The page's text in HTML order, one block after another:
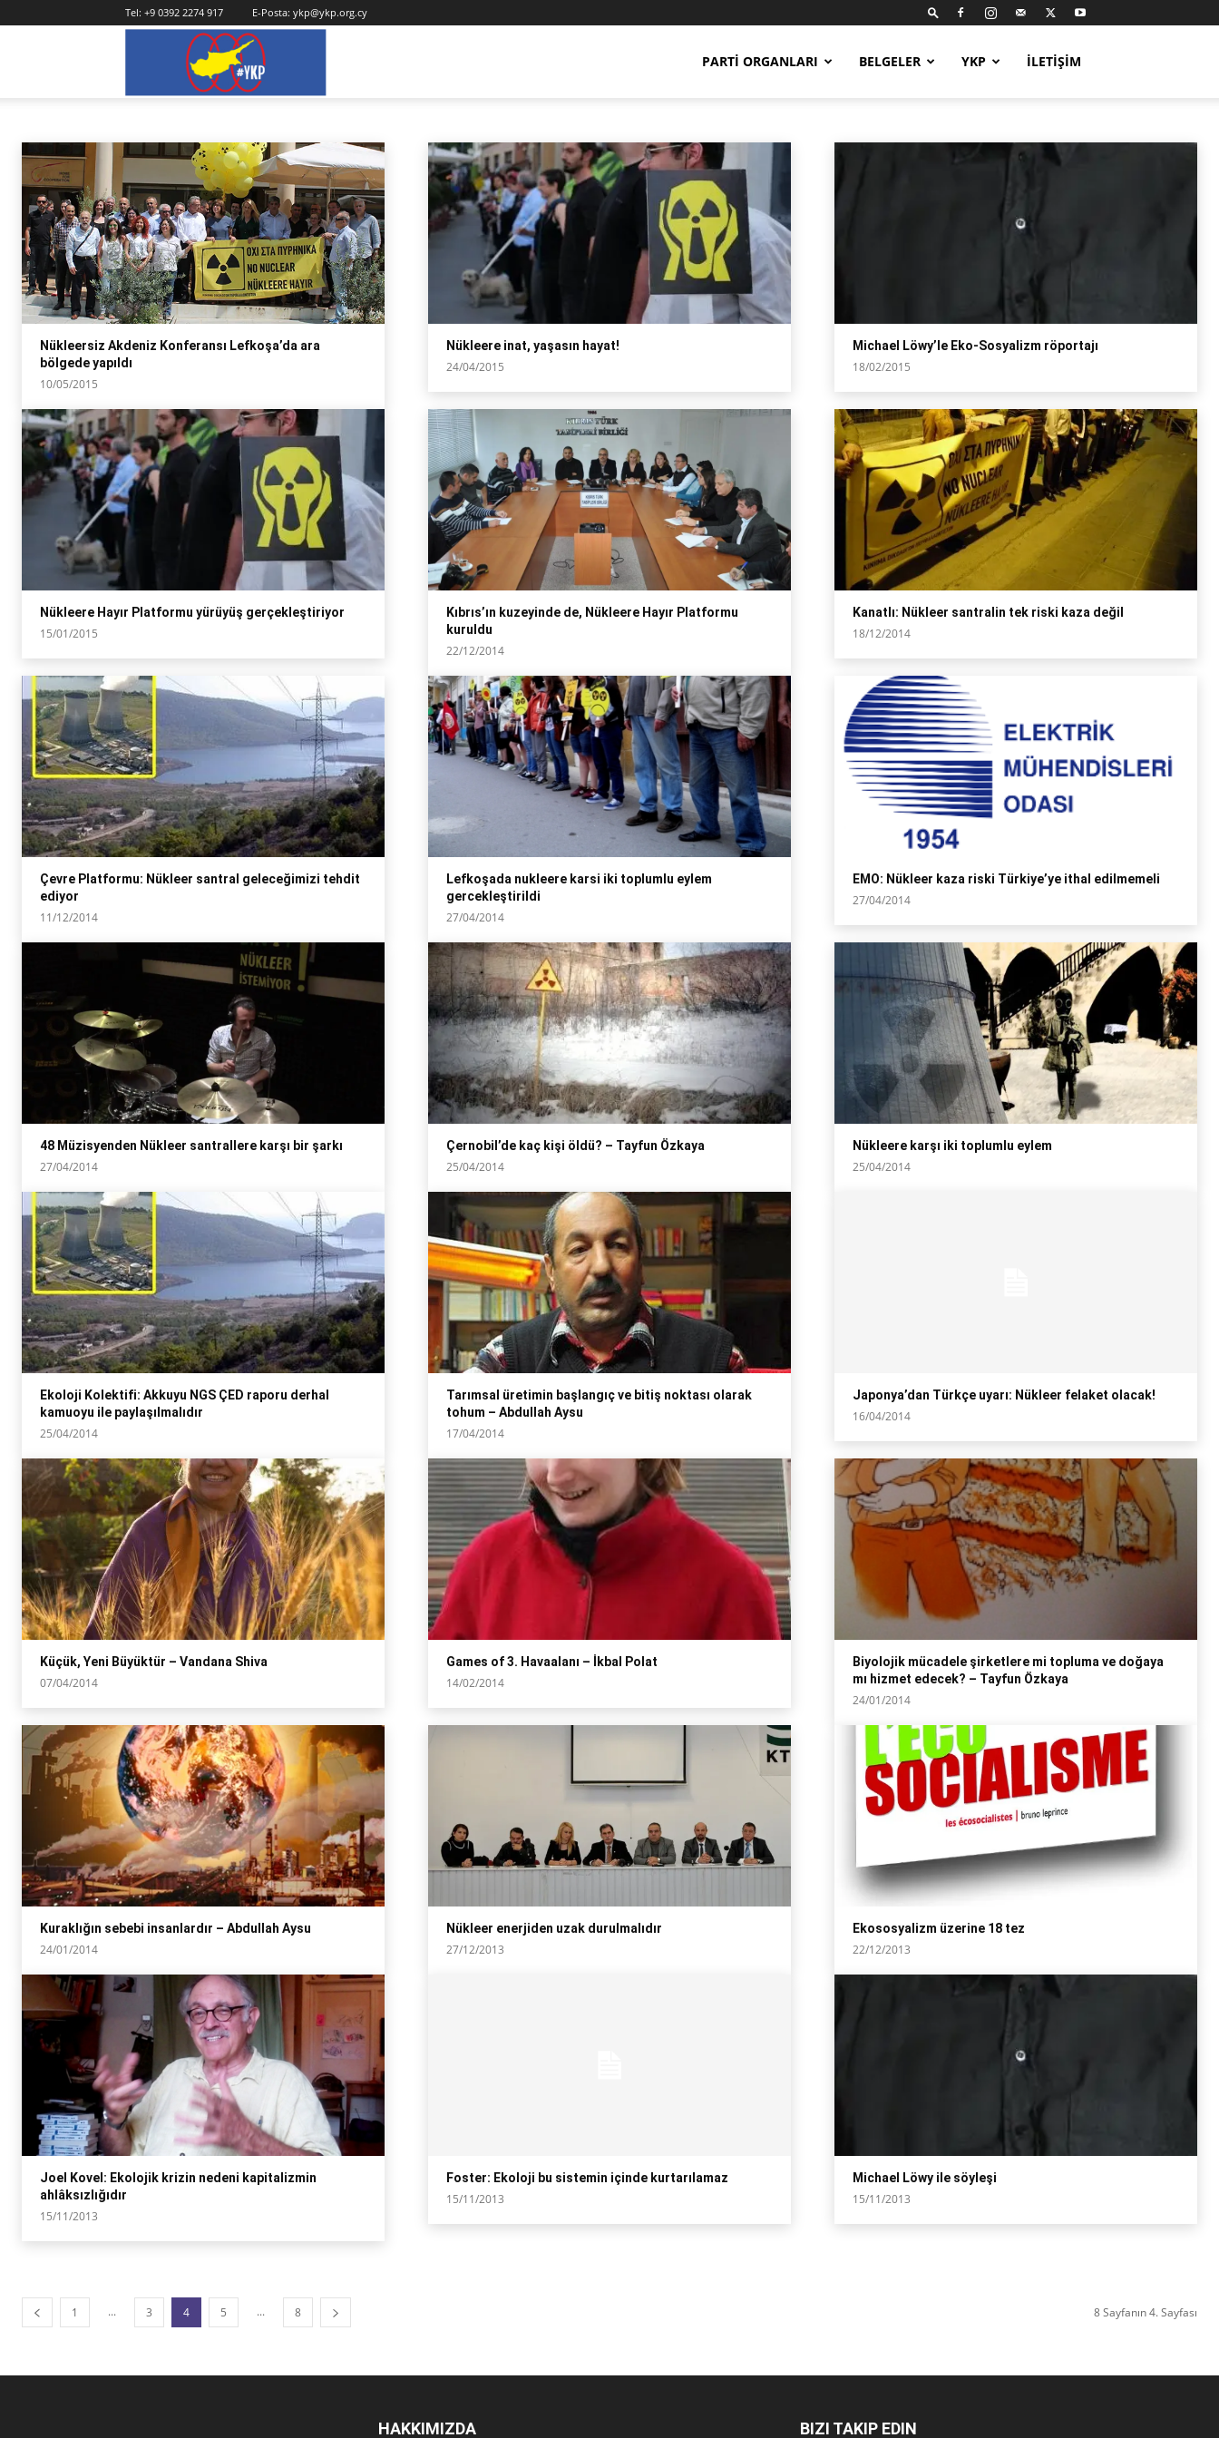
Tel: +9 0392 2274 917 E-Posta: ykp@ykp.org.cy
PARTI ORGANLARI BELGELER YKP İLETIŞIM
Nükleersiz Akdeniz Konferansı Lefkoşa’da ara
bölgede yapıldı
10/05/2015
Nükleere inat, yaşasın hayat!
24/04/2015
Michael Löwy’le Eko-Sosyalizm röportajı
18/02/2015
Nükleere Hayır Platformu yürüyüş gerçekleştiriyor
15/01/2015
Kıbrıs’ın kuzeyinde de, Nükleere Hayır Platformu
kuruldu
22/12/2014
Kanatlı: Nükleer santralin tek riski kaza değil
18/12/2014
Çevre Platformu: Nükleer santral geleceğimizi tehdit
ediyor
11/12/2014
Lefkoşada nukleere karsi iki toplumlu eylem
gercekleştirildi
27/04/2014
EMO: Nükleer kaza riski Türkiye’ye ithal edilmemeli
27/04/2014
48 Müzisyenden Nükleer santrallere karşı bir şarkı
27/04/2014
Çernobil’de kaç kişi öldü? – Tayfun Özkaya
25/04/2014
Nükleere karşı iki toplumlu eylem
25/04/2014
Ekoloji Kolektifi: Akkuyu NGS ÇED raporu derhal
kamuoyu ile paylaşılmalıdır
25/04/2014
Tarımsal üretimin başlangıç ve bitiş noktası olarak
tohum – Abdullah Aysu
17/04/2014
Japonya’dan Türkçe uyarı: Nükleer felaket olacak!
16/04/2014
Küçük, Yeni Büyüktür – Vandana Shiva
07/04/2014
Games of 3. Havaalanı – İkbal Polat
14/02/2014
Biyolojik mücadele şirketlere mi topluma ve doğaya
mı hizmet edecek? – Tayfun Özkaya
24/01/2014
Kuraklığın sebebi insanlardır – Abdullah Aysu
24/01/2014
Nükleer enerjiden uzak durulmalıdır
27/12/2013
Ekososyalizm üzerine 18 tez
22/12/2013
Joel Kovel: Ekolojik krizin nedeni kapitalizmin
ahlâksızlığıdır
15/11/2013
Foster: Ekoloji bu sistemin içinde kurtarılamaz
15/11/2013
Michael Löwy ile söyleşi
15/11/2013
1 ... 3 4 5 ... 8 8 Sayfanın 4. Sayfası
HAKKIMIZDA BIZI TAKIP EDIN